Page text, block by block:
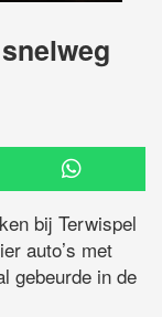
bij Terwispel
auto’s met
gebeurde in de